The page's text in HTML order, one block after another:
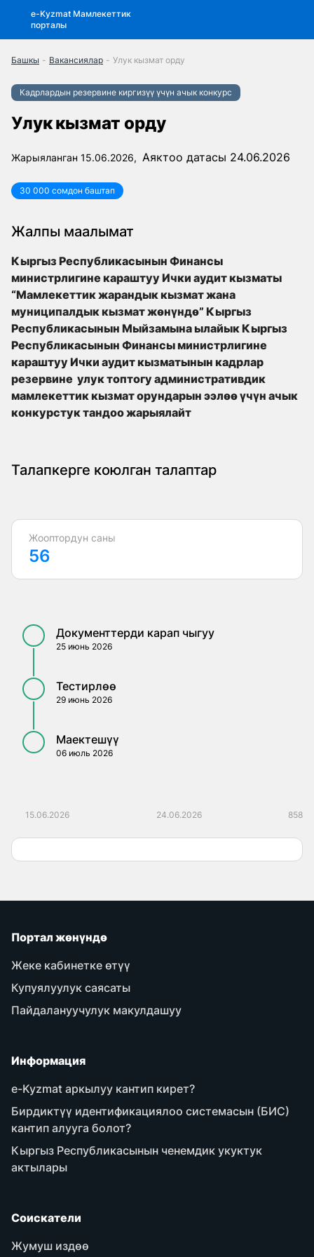
e-Kyzmat Мамлекеттик
порталы
Башкы - Вакансиялар - Улук кызмат орду
Кадрлардын резервине киргизүү үчүн ачык конкурс
Улук кызмат орду
Жарыяланган 15.06.2026, Аяктоо датасы 24.06.2026
30 000 сомдон баштап
Жалпы маалымат
Кыргыз Республикасынын Финансы
министрлигине караштуу Ички аудит кызматы
“Мамлекеттик жарандык кызмат жана
муниципалдык кызмат жөнүндө” Кыргыз
Республикасынын Мыйзамына ылайык Кыргыз
Республикасынын Финансы министрлигине
караштуу Ички аудит кызматынын кадрлар
резервине улук топтогу административдик
мамлекеттик кызмат орундарын ээлөө үчүн ачык
конкурстук тандоо жарыялайт
Талапкерге коюлган талаптар
Жооптордун саны
56
Документтерди карап чыгуу
25 июнь 2026
Тестирлөө
29 июнь 2026
Маектешүү
06 июль 2026
15.06.2026 24.06.2026 858
Портал жөнүндө
Жеке кабинетке өтүү
Купуялуулук саясаты
Пайдалануучулук макулдашуу
Информация
e-Kyzmat аркылуу кантип кирет?
Бирдиктүү идентификациялоо системасын (БИС)
кантип алууга болот?
Кыргыз Республикасынын ченемдик укуктук
актылары
Соискатели
Жумуш издөө